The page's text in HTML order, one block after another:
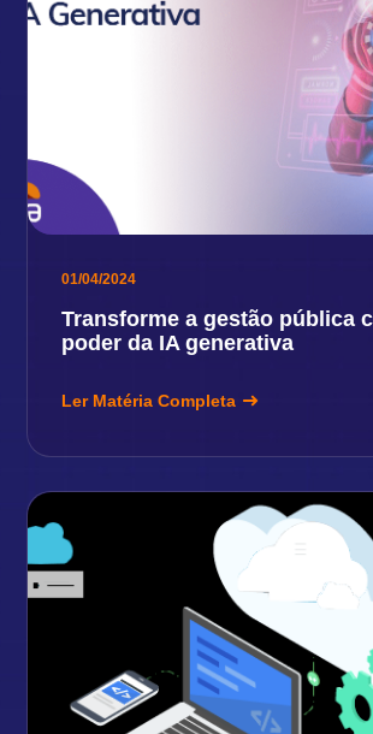
01/04/2024
Transforme a gestão pública
poder da IA generativa
Ler Matéria Completa